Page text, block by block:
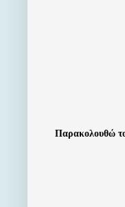
Παρακολουθώ το